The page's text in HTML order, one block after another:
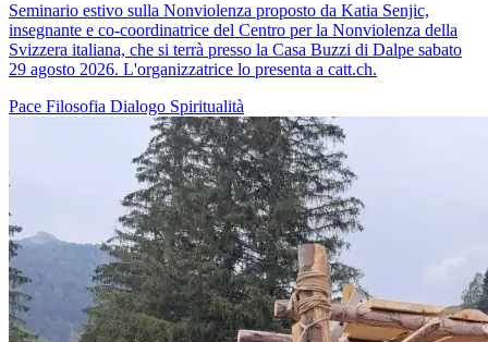
Seminario estivo sulla Nonviolenza proposto da Katia Senjic,
insegnante e co-coordinatrice del Centro per la Nonviolenza della
Svizzera italiana, che si terrà presso la Casa Buzzi di Dalpe sabato
29 agosto 2026. L'organizzatrice lo presenta a catt.ch.
Pace Filosofia Dialogo Spiritualità